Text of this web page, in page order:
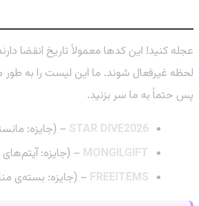
عجله کنید! این کدها معمولاً تاریخ انقضا
لحظه غیرفعال شوند. ما این لیست را به طور
پس حتماً به ما سر بزنید.
STAR DIVE2026 – (جایزه:
MONGILGIFT – (جایزه: آیتم‌های
FREEITEMS – (جایزه: بسته‌ی